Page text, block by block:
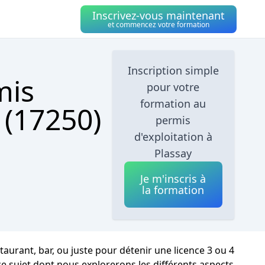
Inscrivez-vous maintenant
et commencez votre formation
Inscription simple
pour votre
formation au
permis
d'exploitation à
Plassay
Je m'inscris à
la formation
bar, ou juste pour détenir une licence 3 ou 4